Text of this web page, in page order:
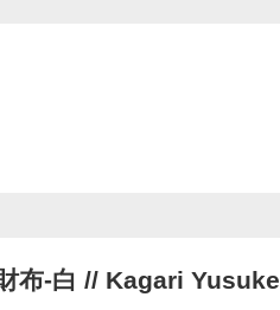
布-白 // Kagari Yusuke